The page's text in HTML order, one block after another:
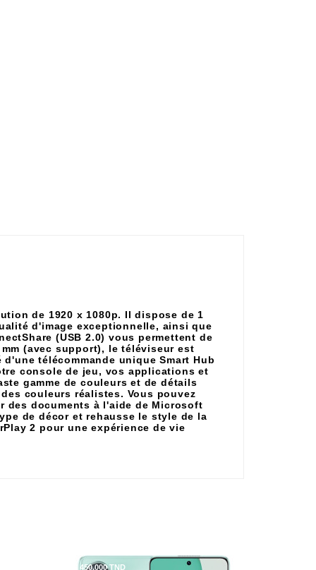
de 1920 x 1080p. Il dispose de 1
d'image exceptionnelle, ainsi que
(USB 2.0) vous permettent de
(avec support), le téléviseur est
télécommande unique Smart Hub
console de jeu, vos applications et
gamme de couleurs et de détails
couleurs réalistes. Vous pouvez
des documents à l'aide de Microsoft
de décor et rehausse le style de la
2 pour une expérience de vie
- 450,000 TND